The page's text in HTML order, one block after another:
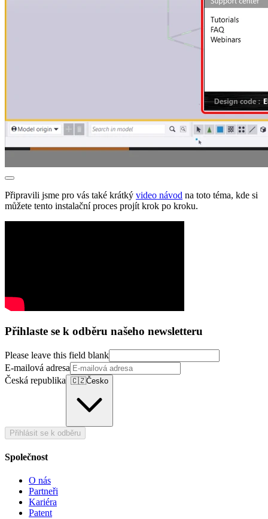
Připravili jsme pro vás také krátký video návod na toto téma, kde si
můžete tento instalační proces projít krok po kroku.
Přihlaste se k odběru našeho newsletteru
Please leave this field blank
E-mailová adresa
Česká republika 🇨🇿Česko
Přihlásit se k odběru
Společnost
O nás
Partneři
Kariéra
Patent